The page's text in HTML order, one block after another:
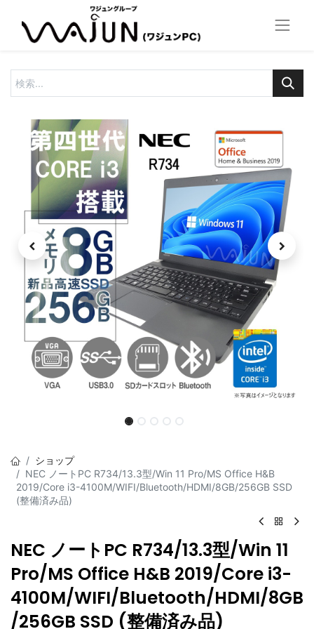
ショップ
NEC ノートPC R734/13.3型/Win 11 Pro/MS Office H&B
2019/Core i3-4100M/WIFI/Bluetooth/HDMI/8GB/256GB SSD
(整備済み品)
NEC ノートPC R734/13.3型/Win 11
Pro/MS Office H&B 2019/Core i3-
4100M/WIFI/Bluetooth/HDMI/8GB
/256GB SSD (整備済み品)